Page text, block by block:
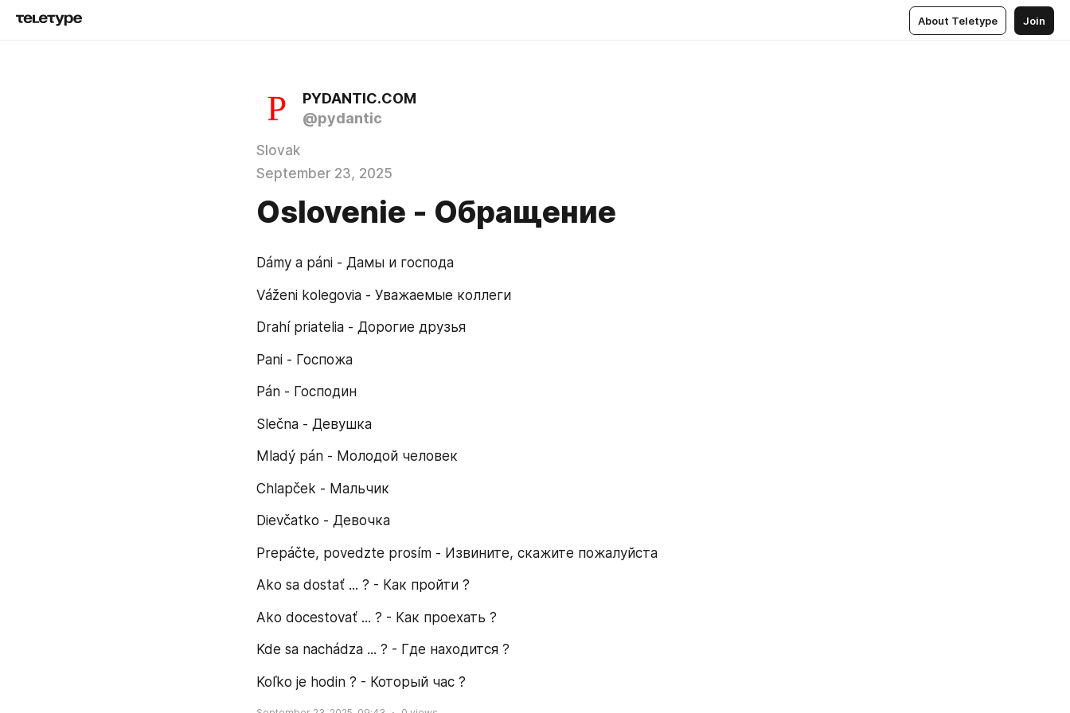
About Teletype Join
PYDANTIC.COM
@pydantic
Slovak
September 23, 2025
Oslovenie - Обращение
Dámy a páni - Дамы и господа
Váženi kolegovia - Уважаемые коллеги
Drahí priatelia - Дорогие друзья
Pani - Госпожа
Pán - Господин
Slečna - Девушка
Mladý pán - Молодой человек
Chlapček - Мальчик
Dievčatko - Девочка
Prepáčte, povedzte prosím - Извините, скажите пожалуйста
Ako sa dostať ... ? - Как пройти ?
Ako docestovať ... ? - Как проехать ?
Kde sa nachádza ... ? - Где находится ?
Koľko je hodin ? - Который час ?